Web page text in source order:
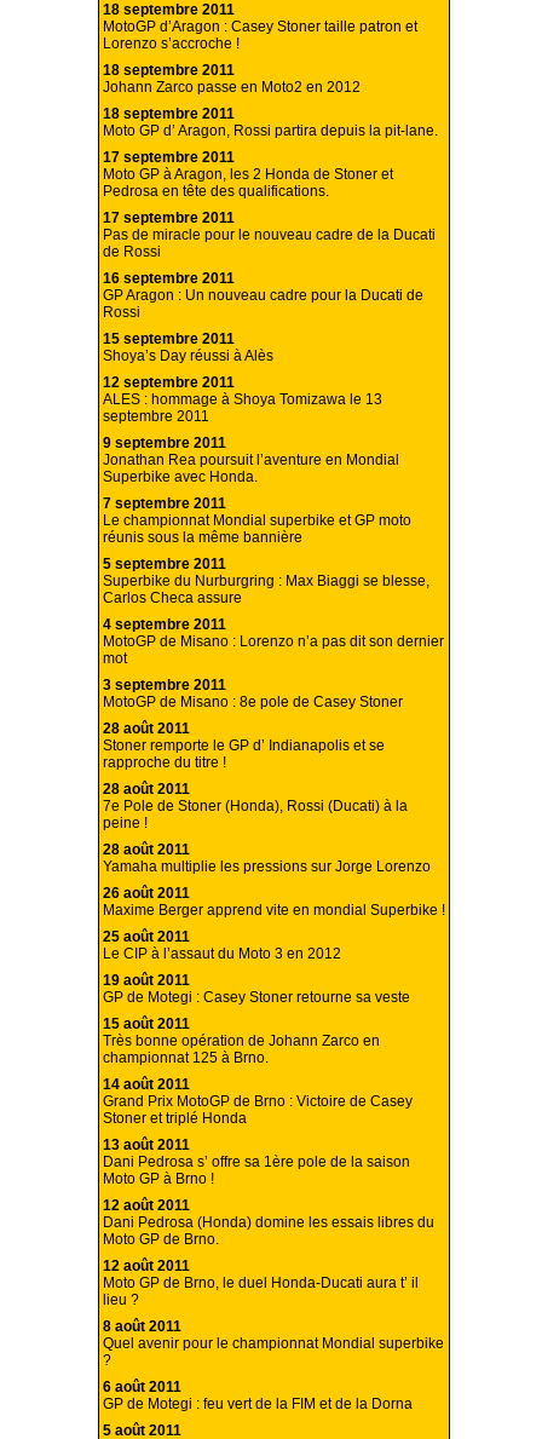
18 septembre 2011
MotoGP d’Aragon : Casey Stoner taille patron et
Lorenzo s’accroche !
18 septembre 2011
Johann Zarco passe en Moto2 en 2012
18 septembre 2011
Moto GP d’ Aragon, Rossi partira depuis la pit-lane.
17 septembre 2011
Moto GP à Aragon, les 2 Honda de Stoner et
Pedrosa en tête des qualifications.
17 septembre 2011
Pas de miracle pour le nouveau cadre de la Ducati
de Rossi
16 septembre 2011
GP Aragon : Un nouveau cadre pour la Ducati de
Rossi
15 septembre 2011
Shoya’s Day réussi à Alès
12 septembre 2011
ALES : hommage à Shoya Tomizawa le 13
septembre 2011
9 septembre 2011
Jonathan Rea poursuit l’aventure en Mondial
Superbike avec Honda.
7 septembre 2011
Le championnat Mondial superbike et GP moto
réunis sous la même bannière
5 septembre 2011
Superbike du Nurburgring : Max Biaggi se blesse,
Carlos Checa assure
4 septembre 2011
MotoGP de Misano : Lorenzo n’a pas dit son dernier
mot
3 septembre 2011
MotoGP de Misano : 8e pole de Casey Stoner
28 août 2011
Stoner remporte le GP d’ Indianapolis et se
rapproche du titre !
28 août 2011
7e Pole de Stoner (Honda), Rossi (Ducati) à la
peine !
28 août 2011
Yamaha multiplie les pressions sur Jorge Lorenzo
26 août 2011
Maxime Berger apprend vite en mondial Superbike !
25 août 2011
Le CIP à l’assaut du Moto 3 en 2012
19 août 2011
GP de Motegi : Casey Stoner retourne sa veste
15 août 2011
Très bonne opération de Johann Zarco en
championnat 125 à Brno.
14 août 2011
Grand Prix MotoGP de Brno : Victoire de Casey
Stoner et triplé Honda
13 août 2011
Dani Pedrosa s’ offre sa 1ère pole de la saison
Moto GP à Brno !
12 août 2011
Dani Pedrosa (Honda) domine les essais libres du
Moto GP de Brno.
12 août 2011
Moto GP de Brno, le duel Honda-Ducati aura t’ il
lieu ?
8 août 2011
Quel avenir pour le championnat Mondial superbike
?
6 août 2011
GP de Motegi : feu vert de la FIM et de la Dorna
5 août 2011